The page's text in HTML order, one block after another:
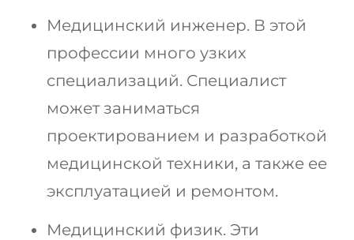
Медицинский инженер. В этой
профессии много узких
специализаций. Специалист
может заниматься
проектированием и разработкой
медицинской техники, а также ее
эксплуатацией и ремонтом.
Медицинский физик. Эти